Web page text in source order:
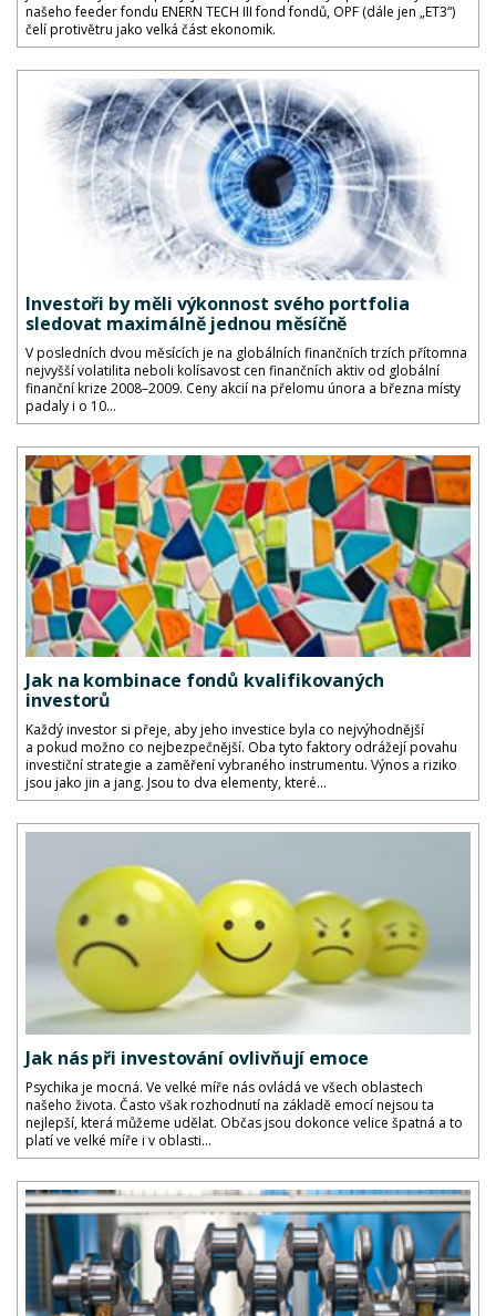
našeho feeder fondu ENERN TECH III fond fondů, OPF (dále jen „ET3“)
čelí protivětru jako velká část ekonomik.
Investoři by měli výkonnost svého portfolia
sledovat maximálně jednou měsíčně
V posledních dvou měsících je na globálních finančních trzích přítomna
nejvyšší volatilita neboli kolísavost cen finančních aktiv od globální
finanční krize 2008–2009. Ceny akcií na přelomu února a března místy
padaly i o 10...
Jak na kombinace fondů kvalifikovaných
investorů
Každý investor si přeje, aby jeho investice byla co nejvýhodnější
a pokud možno co nejbezpečnější. Oba tyto faktory odrážejí povahu
investiční strategie a zaměření vybraného instrumentu. Výnos a riziko
jsou jako jin a jang. Jsou to dva elementy, které...
Jak nás při investování ovlivňují emoce
Psychika je mocná. Ve velké míře nás ovládá ve všech oblastech
našeho života. Často však rozhodnutí na základě emocí nejsou ta
nejlepší, která můžeme udělat. Občas jsou dokonce velice špatná a to
platí ve velké míře i v oblasti...